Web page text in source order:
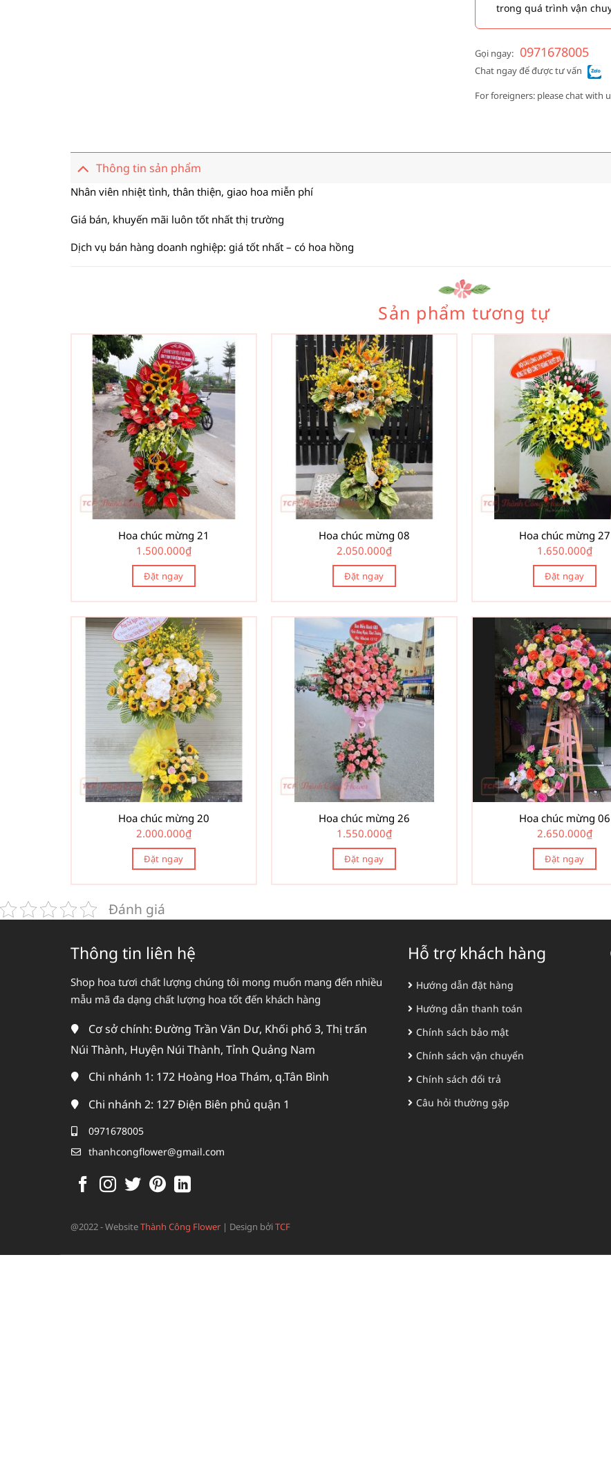
trong quá trình vận
Gọi ngay: 0971678005
Chat ngay để được tư vấn
For foreigners: please chat with
Thông tin sản phẩm
Nhân viên nhiệt tình, thân thiện, giao hoa miễn phí
Giá bán, khuyến mãi luôn tốt nhất thị trường
Dịch vụ bán hàng doanh nghiệp: giá tốt nhất – có hoa hồng
Sản phẩm tương tự
Hoa chúc mừng 21
1.500.000₫
Đặt ngay
Hoa chúc mừng 08
2.050.000₫
Đặt ngay
Hoa chúc mừng 27
1.650.000₫
Đặt ngay
Hoa chúc mừng 20
2.000.000₫
Đặt ngay
Hoa chúc mừng 26
1.550.000₫
Đặt ngay
Hoa chúc mừng 06
2.650.000₫
Đặt ngay
Đánh giá
Thông tin liên hệ
Shop hoa tươi chất lượng chúng tôi mong muốn mang đến nhiều
mẫu mã đa dạng chất lượng hoa tốt đến khách hàng
Cơ sở chính: Đường Trần Văn Dư, Khối phố 3, Thị trấn
Núi Thành, Huyện Núi Thành, Tỉnh Quảng Nam
Chi nhánh 1: 172 Hoàng Hoa Thám, q.Tân Bình
Chi nhánh 2: 127 Điện Biên phủ quận 1
0971678005
thanhcongflower@gmail.com
Hỗ trợ khách hàng
Hướng dẫn đặt hàng
Hướng dẫn thanh toán
Chính sách bảo mật
Chính sách vận chuyển
Chính sách đổi trả
Câu hỏi thường gặp
@2022 - WebsiteThành Công Flower | Design bởiTCF